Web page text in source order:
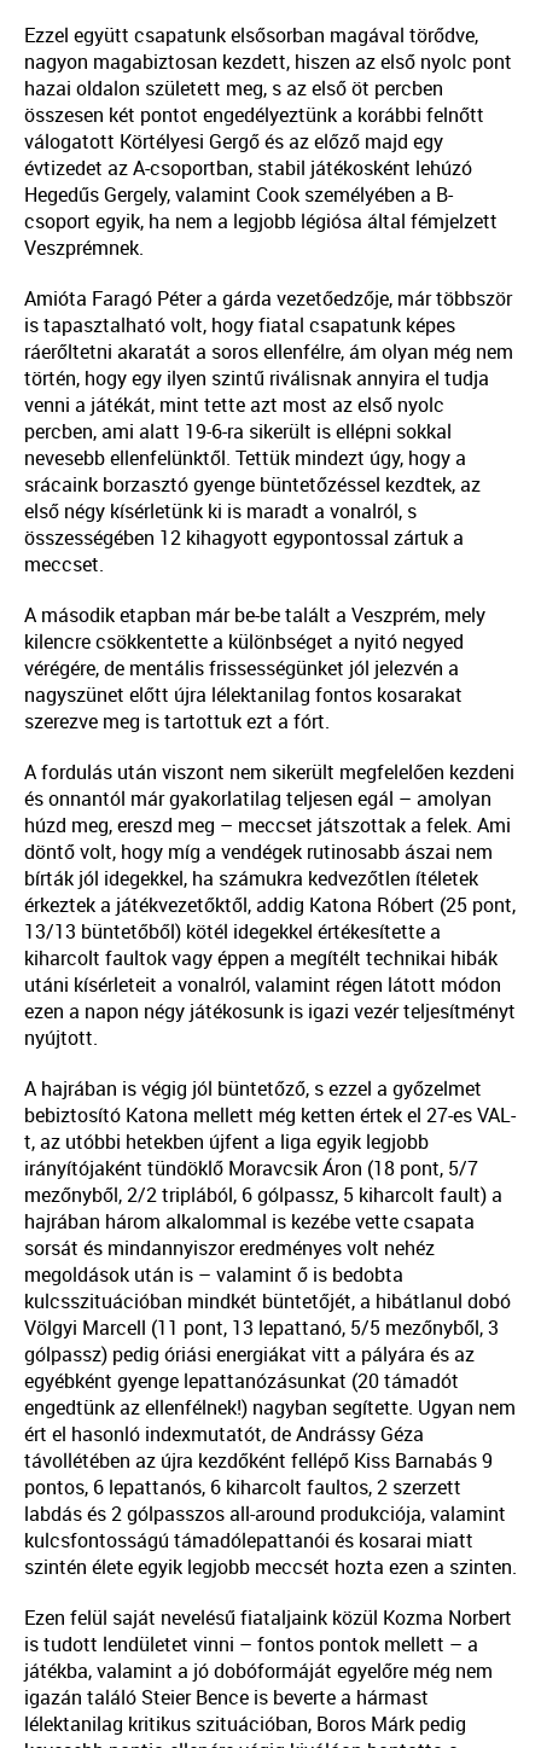
Ezzel együtt csapatunk elsősorban magával törődve,
nagyon magabiztosan kezdett, hiszen az első nyolc pont
hazai oldalon született meg, s az első öt percben
összesen két pontot engedélyeztünk a korábbi felnőtt
válogatott Körtélyesi Gergő és az előző majd egy
évtizedet az A-csoportban, stabil játékosként lehúzó
Hegedűs Gergely, valamint Cook személyében a B-
csoport egyik, ha nem a legjobb légiósa által fémjelzett
Veszprémnek.
Amióta Faragó Péter a gárda vezetőedzője, már többször
is tapasztalható volt, hogy fiatal csapatunk képes
ráerőltetni akaratát a soros ellenfélre, ám olyan még nem
történ, hogy egy ilyen szintű riválisnak annyira el tudja
venni a játékát, mint tette azt most az első nyolc
percben, ami alatt 19-6-ra sikerült is ellépni sokkal
nevesebb ellenfelünktől. Tettük mindezt úgy, hogy a
srácaink borzasztó gyenge büntetőzéssel kezdtek, az
első négy kísérletünk ki is maradt a vonalról, s
összességében 12 kihagyott egypontossal zártuk a
meccset.
A második etapban már be-be talált a Veszprém, mely
kilencre csökkentette a különbséget a nyitó negyed
vérégére, de mentális frissességünket jól jelezvén a
nagyszünet előtt újra lélektanilag fontos kosarakat
szerezve meg is tartottuk ezt a fórt.
A fordulás után viszont nem sikerült megfelelően kezdeni
és onnantól már gyakorlatilag teljesen egál – amolyan
húzd meg, ereszd meg – meccset játszottak a felek. Ami
döntő volt, hogy míg a vendégek rutinosabb ászai nem
bírták jól idegekkel, ha számukra kedvezőtlen ítéletek
érkeztek a játékvezetőktől, addig Katona Róbert (25 pont,
13/13 büntetőből) kötél idegekkel értékesítette a
kiharcolt faultok vagy éppen a megítélt technikai hibák
utáni kísérleteit a vonalról, valamint régen látott módon
ezen a napon négy játékosunk is igazi vezér teljesítményt
nyújtott.
A hajrában is végig jól büntetőző, s ezzel a győzelmet
bebiztosító Katona mellett még ketten értek el 27-es VAL-
t, az utóbbi hetekben újfent a liga egyik legjobb
irányítójaként tündöklő Moravcsik Áron (18 pont, 5/7
mezőnyből, 2/2 triplából, 6 gólpassz, 5 kiharcolt fault) a
hajrában három alkalommal is kezébe vette csapata
sorsát és mindannyiszor eredményes volt nehéz
megoldások után is – valamint ő is bedobta
kulcsszituációban mindkét büntetőjét, a hibátlanul dobó
Völgyi Marcell (11 pont, 13 lepattanó, 5/5 mezőnyből, 3
gólpassz) pedig óriási energiákat vitt a pályára és az
egyébként gyenge lepattanózásunkat (20 támadót
engedtünk az ellenfélnek!) nagyban segítette. Ugyan nem
ért el hasonló indexmutatót, de Andrássy Géza
távollétében az újra kezdőként fellépő Kiss Barnabás 9
pontos, 6 lepattanós, 6 kiharcolt faultos, 2 szerzett
labdás és 2 gólpasszos all-around produkciója, valamint
kulcsfontosságú támadólepattanói és kosarai miatt
szintén élete egyik legjobb meccsét hozta ezen a szinten.
Ezen felül saját nevelésű fiataljaink közül Kozma Norbert
is tudott lendületet vinni – fontos pontok mellett – a
játékba, valamint a jó dobóformáját egyelőre még nem
igazán találó Steier Bence is beverte a hármast
lélektanilag kritikus szituációban, Boros Márk pedig